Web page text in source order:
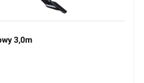
Głębosz RAPTOR Pług dłutowy 3,0m